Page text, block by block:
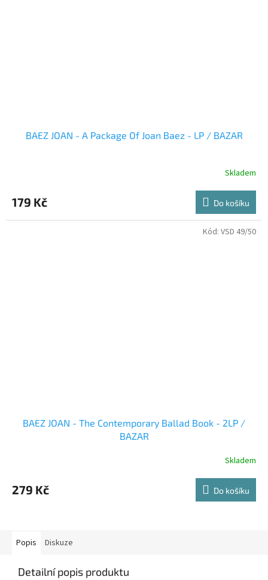
BAEZ JOAN - A Package Of Joan Baez - LP / BAZAR
Skladem
179 Kč Do košíku
BAEZ JOAN - The Contemporary Ballad Book - 2LP /
BAZAR
Skladem
279 Kč Do košíku
Kód: VSD 49/50
Popis Diskuze
Detailní popis produktu